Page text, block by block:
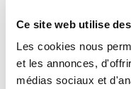
Ce site web utilise
Les cookies nous
et les annonces,
médias sociaux et